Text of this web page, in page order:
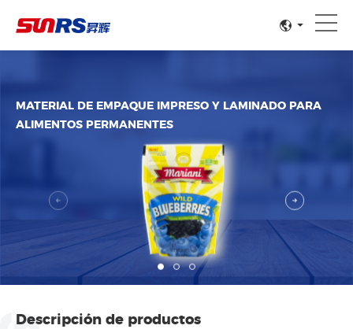
MATERIAL DE EMPAQUE IMPRESO Y LAMINADO PARA
ALIMENTOS PERMANENTES
Descripción de productos